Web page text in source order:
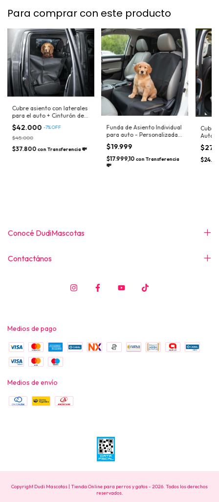
Para comprar con este producto
Cubre asiento con laterales
para el auto + Cinturón de
seguridad de regalo
$42.000 -7%OFF
$45.000
$37.800 con Transferencia 💸
Funda de Asiento Individual
para auto - Personalizada
con el nombre de tu perro
$19.999
$17.999,10 conTransferencia
💸
Cubre
Auto
Conocé DudiMascotas
Contactános
Medios de pago
Medios de envío
Copyright Dudi Mascotas | Tienda Online para perros y gatos - 2026. Todos los derechos
reservados.